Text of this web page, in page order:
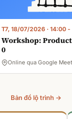
T7, 18/07/2026 · 14:00 -
Workshop:
0
Online qua Google Meet
Bản đồ lộ trình →